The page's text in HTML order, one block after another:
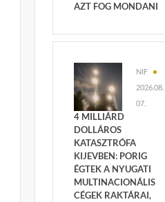
AZT FOG MONDANI
NIF
2026.08.
07.
4 MILLIÁRD
DOLLÁROS
KATASZTRÓFA
KIJEVBEN: PORIG
ÉGTEK A NYUGATI
MULTINACIONÁLIS
CÉGEK RAKTÁRAI,